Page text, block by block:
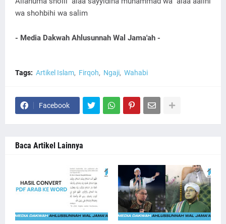
wa shohbihi wa salim
- Media Dakwah Ahlusunnah Wal Jama'ah -
Tags: Artikel Islam Firqoh Ngaji Wahabi
Facebook
Baca Artikel Lainnya